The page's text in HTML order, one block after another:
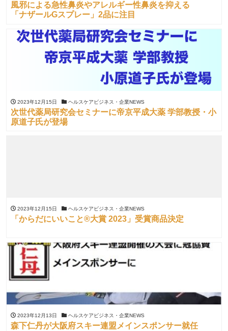
風邪による急性鼻炎やアレルギー性鼻炎を抑える
「ナザールGスプレー」2品に注目
2023年12月15日 ヘルスケアビジネス・企業NEWS
次世代薬局研究会セミナーに帝京平成大薬 学部教授・小
原道子氏が登場
2023年12月15日 ヘルスケアビジネス・企業NEWS
「からだにいいこと®大賞 2023」受賞商品決定
2023年12月13日 ヘルスケアビジネス・企業NEWS
森下仁丹が大阪府スキー連盟メインスポンサー就任